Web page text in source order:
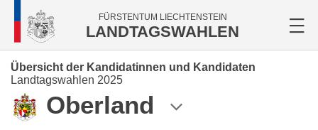
FÜRSTENTUM LIECHTENSTEIN
LANDTAGSWAHLEN
Übersicht der Kandidatinnen und Kandidaten
Landtagswahlen 2025
Oberland